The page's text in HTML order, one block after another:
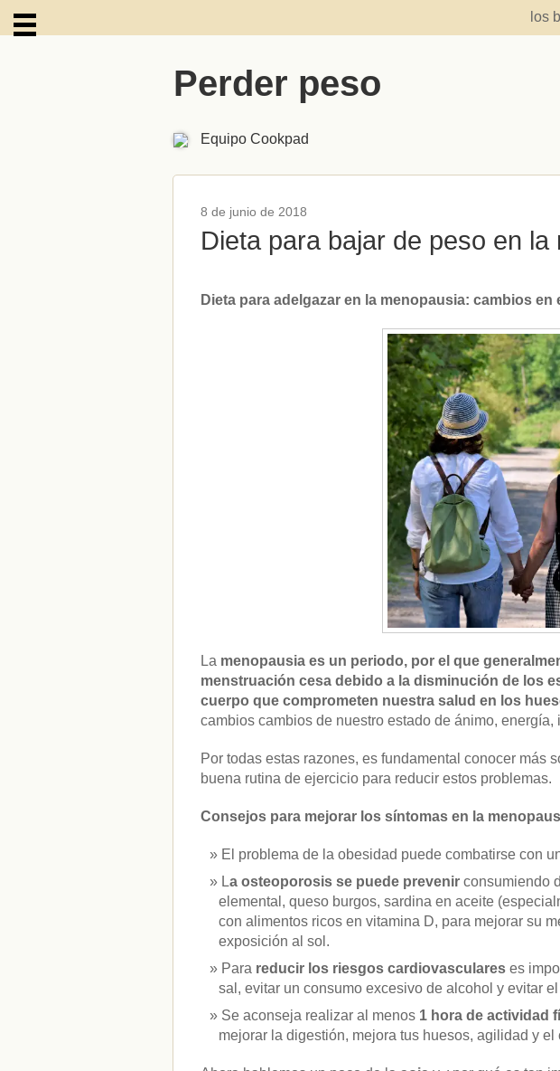
los
Perder peso
Equipo Cookpad
8 de junio de 2018
Dieta para bajar de peso en la
Dieta para adelgazar en la menopausia: cambios
La menopausia es un periodo, por el que
menstruación cesa debido a la disminución de los
cuerpo que comprometen nuestra salud en los
cambios cambios de nuestro estado de ánimo, energía,
Por todas estas razones, es fundamental conocer más
buena rutina de ejercicio para reducir estos problemas.
Consejos para mejorar los síntomas en la
El problema de la obesidad puede combatirse con
La osteoporosis se puede prevenir consumiendo
elemental, queso burgos, sardina en aceite
con alimentos ricos en vitamina D, para mejorar su
exposición al sol.
Para reducir los riesgos cardiovasculares es
sal, evitar un consumo excesivo de alcohol y evitar
Se aconseja realizar al menos 1 hora de actividad
mejorar la digestión, mejora tus huesos, agilidad y el